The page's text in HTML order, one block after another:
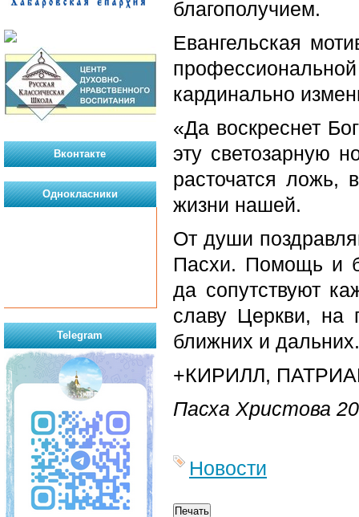
благополучием.
Евангельская
кардинально
«Да воскреснет
эту светозарную
расточатся ложь,
жизни нашей.
От души
Пасхи. Помощь и
да сопутствуют
славу Церкви, на
ближних и
+КИРИЛЛ,
Пасха Христова
Новости
Вконтакте
Однокласники
Telegram